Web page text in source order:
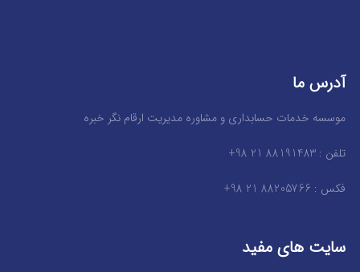
آدرس ما
موسسه خدمات حسابداری و مشاوره مدیریت ارقام نگر خبره
تلفن : 88191483 21 98+
فکس : 88205766 21 98+
سایت های مفید